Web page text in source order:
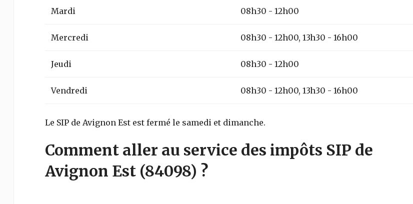
Mardi 08h30 - 12h00
Mercredi 08h30 - 12h00, 13h30 - 16h00
Jeudi 08h30 - 12h00
Vendredi 08h30 - 12h00, 13h30 - 16h00
Le SIP de Avignon Est est fermé le samedi et dimanche.
Comment aller au service des impôts SIP de
Avignon Est (84098) ?